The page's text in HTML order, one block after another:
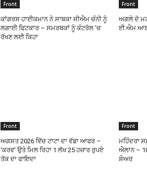
Front
ਕਾਂਗਰਸ ਹਾਈਕਮਾਨ ਨੇ ਸਾਬਕਾ ਸੀਐਮ ਚੰਨੀ ਨੂੰ
ਲਗਾਈ ਫਿਟਕਾਰ – ਸਮਰਥਕਾਂ ਨੂੰ ਕੰਟਰੋਲ ’ਚ
ਰੱਖਣ ਲਈ ਕਿਹਾ
Front
ਅਗਲੇ ਦੋ
ਈ.ਐਮ.ਆਈ.
Front
ਅਗਸਤ 2026 ਵਿੱਚ ਟਾਟਾ ਦਾ ਵੱਡਾ ਆਫਰ –
‘ਕਰਵ’ ਉਤੇ ਮਿਲ ਰਿਹਾ 1 ਲੱਖ 25 ਹਜ਼ਾਰ ਰੁਪਏ
ਤੱਕ ਦਾ ਫਾਇਦਾ
Front
ਮਹਿੰਦਰਾ
ਐਲਾਨ –
ਸ਼ੇਅਰ